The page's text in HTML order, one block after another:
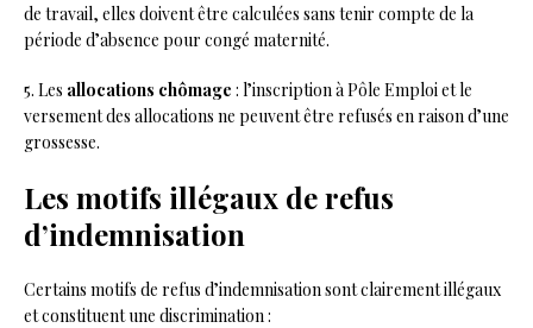
de travail, elles doivent être calculées sans tenir compte de la
période d’absence pour congé maternité.
5. Les allocations chômage : l’inscription à Pôle Emploi et le
versement des allocations ne peuvent être refusés en raison d’une
grossesse.
Les motifs illégaux de refus
d’indemnisation
Certains motifs de refus d’indemnisation sont clairement illégaux
et constituent une discrimination :